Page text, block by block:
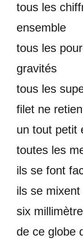
tous les
ensemble
tous les
gravités
tous les
filet ne
un tout petit
toutes les
ils se font
ils se
six
de ce globe